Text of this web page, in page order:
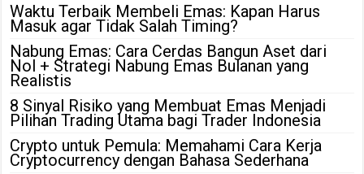
Waktu Terbaik Membeli Emas: Kapan Harus
Masuk agar Tidak Salah Timing?
Nabung Emas: Cara Cerdas Bangun Aset dari
Nol + Strategi Nabung Emas Bulanan yang
Realistis
8 Sinyal Risiko yang Membuat Emas Menjadi
Pilihan Trading Utama bagi Trader Indonesia
Crypto untuk Pemula: Memahami Cara Kerja
Cryptocurrency dengan Bahasa Sederhana